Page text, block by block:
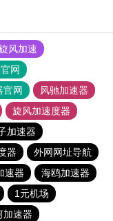
风加速
网
官网
风驰加速器
旋风加速度器
加速器
器
外网网址导航
速器
海鸥加速器
1元机场
加速器